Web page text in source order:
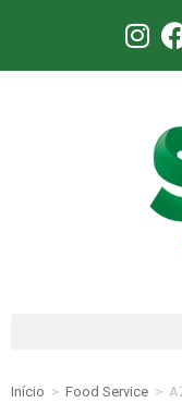
Início > Food Service >